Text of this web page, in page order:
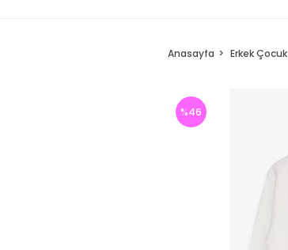
Anasayfa Erkek Çocuk
%46